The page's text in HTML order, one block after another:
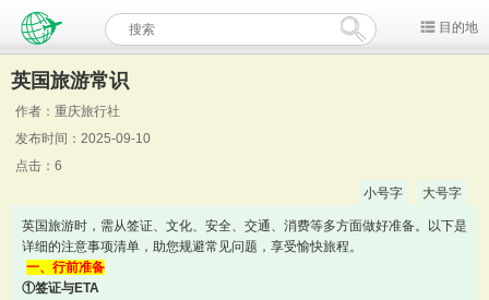
目的地
英国旅游常识
作者：重庆旅行社
发布时间：2025-09-10
点击：6
小号字
大号字
英国旅游时，需从签证、文化、安全、交通、消费等多方面做好准备。以下是
详细的注意事项清单，助您规避常见问题，享受愉快旅程。
一、行前准备
①签证与ETA